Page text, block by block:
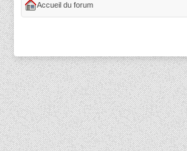
Accueil du forum